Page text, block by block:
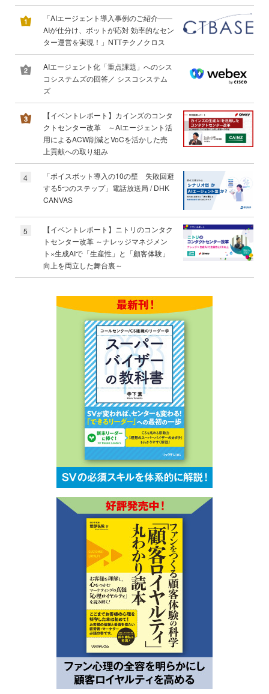
「AIエージェント導入事例のご紹介――
AIが仕分け、ボットが応対 効率的なセン
ター運営を実現！」NTTテクノクロス
AIエージェント化「重点課題」へのシス
コシステムズの回答／ シスコシステム
ズ
【イベントレポート】カインズのコンタ
クトセンター改革 ～AIエージェント活
用によるACW削減とVoCを活かした売
上貢献への取り組み
4
「ボイスボット導入の10の壁 失敗回避
する5つのステップ」電話放送局 / DHK
CANVAS
5
【イベントレポート】ニトリのコンタク
トセンター改革 ～ナレッジマネジメン
ト×生成AIで「生産性」と「顧客体験」
向上を両立した舞台裏～